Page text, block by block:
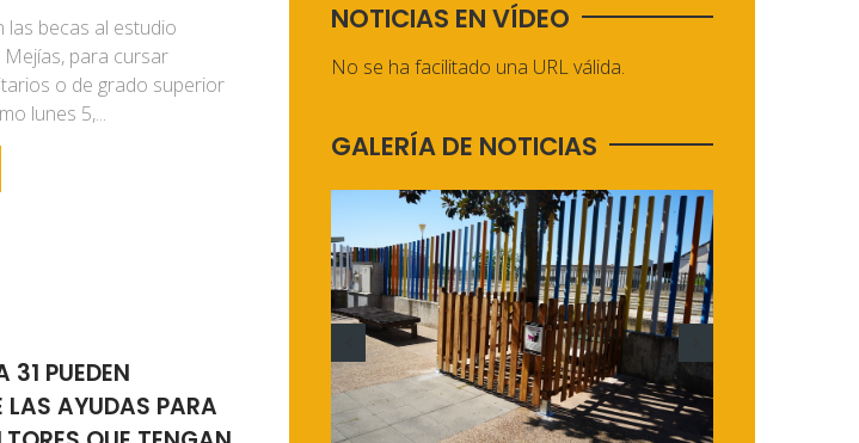
las becas al estudio
para cursar
o de grado superior
lunes 5,...
31 PUEDEN
LAS AYUDAS PARA
NOTICIAS EN VÍDEO
No se ha facilitado una URL válida.
GALERÍA DE NOTICIAS